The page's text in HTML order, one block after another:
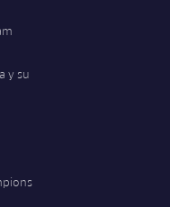
masculino
femenino
a las amateurs
de las Secciones Amateurs
of Legends
Rising
Game Changers
y su